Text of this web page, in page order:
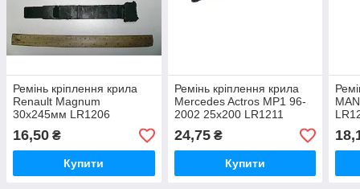
Ремінь кріплення крила
Renault Magnum
30х245мм LR1206
16,50 ₴
Купити
Ремінь кріплення крила
Mercedes Actros MP1 96-
2002 25х200 LR1211
24,75₴
Купити